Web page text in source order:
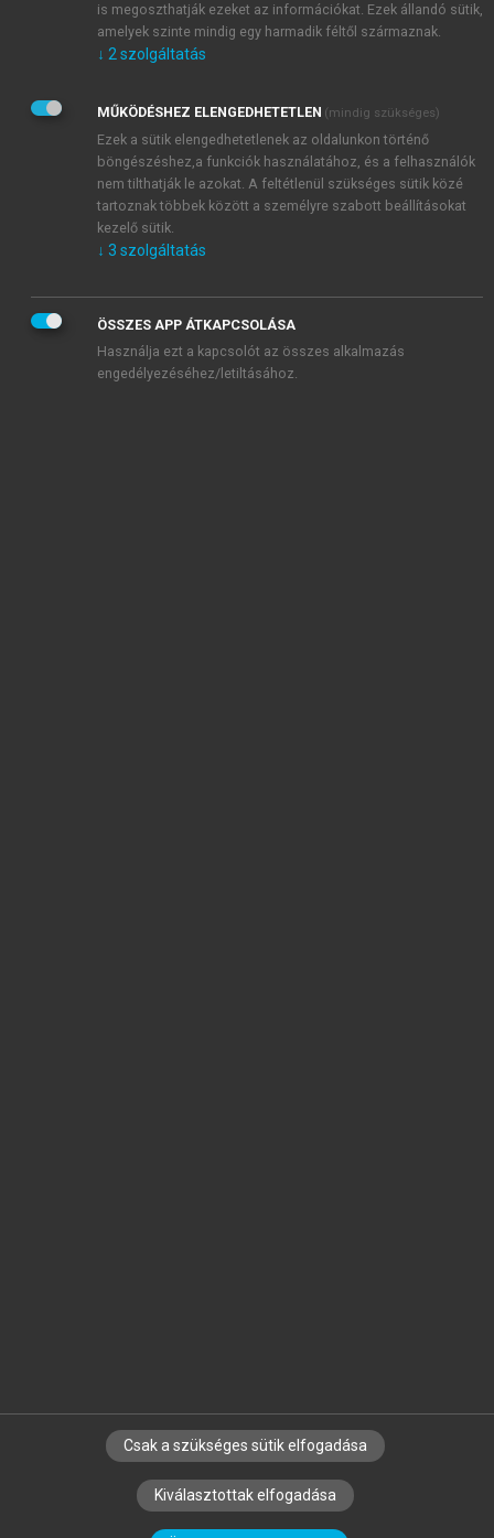
Kérek értesítést a MeRSZ újdonságairól, akcióiról.
Kérek értesítést az Akadémiai Kiadó Zrt. újdonságairól,
Adatkezelési tájékoztatóbanfoglaltakat tudomásul
veszem és elfogadom.
Általános vásárlási feltételeket, valamint a szotar.netés a
mersz.huoldalak licencszerződéseiben foglaltakat
tudomásul veszem és elfogadom.
KIPRÓBÁLOM
SZERZŐKNEK CÉGEKNEK KÖNYVTÁROSOKNAK
SZERKESZTÉSI ÉS LEKTORÁLÁSI ALAPELVEK
is megoszthatják ezeket az információkat. Ezek állandó sütik,
amelyek szinte mindig egy harmadik féltől származnak.
↓ 2 szolgáltatás
MŰKÖDÉSHEZ ELENGEDHETETLEN (mindig szükséges)
Ezek a sütik elengedhetetlenek az oldalunkon történő
böngészéshez,a funkciók használatához, és a felhasználók
nem tilthatják le azokat. A feltétlenül szükséges sütik közé
tartoznak többek között a személyre szabott beállításokat
kezelő sütik.
↓ 3 szolgáltatás
ÖSSZES APP ÁTKAPCSOLÁSA
Használja ezt a kapcsolót az összes alkalmazás
engedélyezéséhez/letiltásához.
Csak a szükséges sütik elfogadása
Kiválasztottak elfogadása